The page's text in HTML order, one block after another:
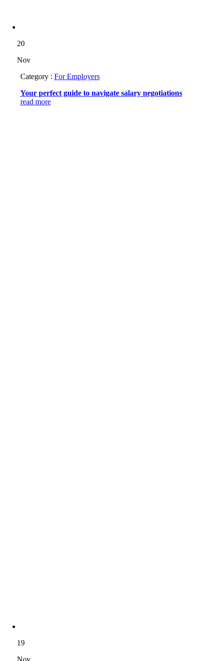
20
Nov
Category : For Employers
Your perfect guide to navigate salary negotiations
read more
19